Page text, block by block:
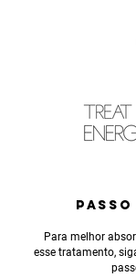
Para melhor
esse tratamento,